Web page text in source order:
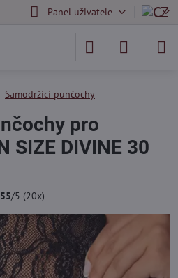
Panel uživatele
Samodržící punčochy
pro
SIZE DIVINE 30
/5 (20x)